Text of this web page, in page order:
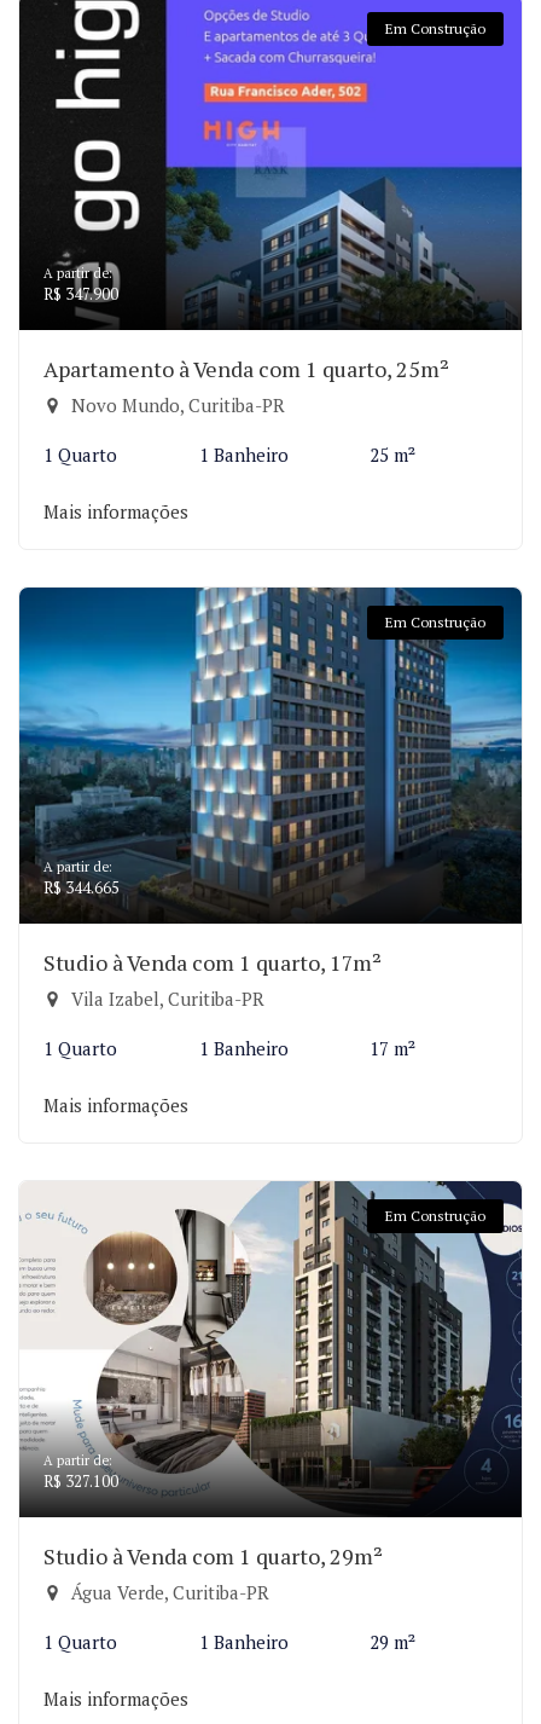
Em Construção
A partir de:
R$ 347.900
Apartamento à Venda com 1 quarto, 25m²
Novo Mundo, Curitiba-PR
1 Quarto 1 Banheiro 25 m²
Mais informações
Em Construção
A partir de:
R$ 344.665
Studio à Venda com 1 quarto, 17m²
Vila Izabel, Curitiba-PR
1 Quarto 1 Banheiro 17 m²
Mais informações
Em Construção
A partir de:
R$ 327.100
Studio à Venda com 1 quarto, 29m²
Água Verde, Curitiba-PR
1 Quarto 1 Banheiro 29 m²
Mais informações